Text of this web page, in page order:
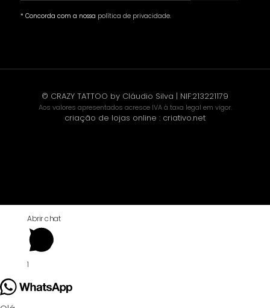
* Concorda com a nossa política de privacidade.
© CRAZY TATTOO by Cláudio Silva | NIF:213221179
Aos valores apresentados acresce IVA à taxa legal em vigor.
criação de lojas online : criativo.net
Abrir chat
1